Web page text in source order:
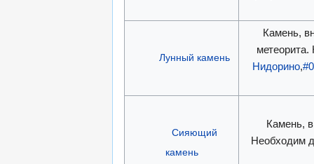
Лунный камень
Камень,
Нидорино,
Сияющий
камень
Камень,
Необходим